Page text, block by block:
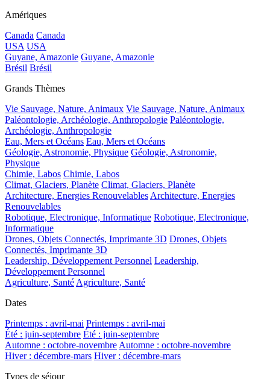
Amériques
Canada Canada
USA USA
Guyane, Amazonie Guyane, Amazonie
Brésil Brésil
Grands Thèmes
Vie Sauvage, Nature, Animaux Vie Sauvage, Nature, Animaux
Paléontologie, Archéologie, Anthropologie Paléontologie,
Archéologie, Anthropologie
Eau, Mers et Océans Eau, Mers et Océans
Géologie, Astronomie, Physique Géologie, Astronomie,
Physique
Chimie, Labos Chimie, Labos
Climat, Glaciers, Planète Climat, Glaciers, Planète
Architecture, Energies Renouvelables Architecture, Energies
Renouvelables
Robotique, Electronique, Informatique Robotique, Electronique,
Informatique
Drones, Objets Connectés, Imprimante 3D Drones, Objets
Connectés, Imprimante 3D
Leadership, Développement Personnel Leadership,
Développement Personnel
Agriculture, Santé Agriculture, Santé
Dates
Printemps : avril-mai Printemps : avril-mai
Été : juin-septembre Été : juin-septembre
Automne : octobre-novembre Automne : octobre-novembre
Hiver : décembre-mars Hiver : décembre-mars
Types de séjour